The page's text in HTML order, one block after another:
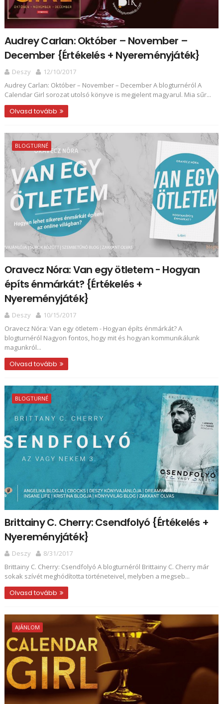
Audrey Carlan: Október ​– November –
December {Értékelés + Nyereményjáték}
Deszy
12/10/2017
Audrey Carlan: Október ​– November – December A blogturnéról A
Calendar Girl sorozat utolsó könyve is megjelent magyarul. Mia sűr...
Olvasd tovább
BLOGTURNÉ
Oravecz Nóra: Van ​egy ötletem - Hogyan
építs énmárkát? {Értékelés +
Nyereményjáték}
Deszy
10/15/2017
Oravecz Nóra: Van ​egy ötletem - Hogyan építs énmárkát? A
blogturnéról Nagyon fontos, hogy mit és hogyan kommunikálunk
magunkról...
Olvasd tovább
BLOGTURNÉ
Brittainy C. Cherry: Csendfolyó {Értékelés +
Nyereményjáték}
Deszy
8/31/2017
Brittainy C. Cherry: Csendfolyó A blogturnéról Brittainy C. Cherry már
sokak szívét meghódította történeteivel, melyben a megseb...
Olvasd tovább
AJÁNLOM